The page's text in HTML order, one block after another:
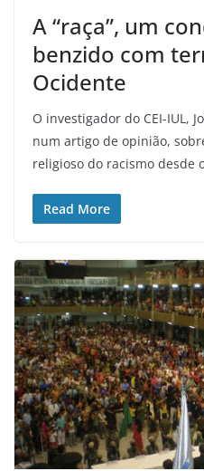
A “raça”, um
benzido com
Ocidente
O investigador do CEI-IUL,
num artigo de opinião,
religioso do racismo desde
Read More